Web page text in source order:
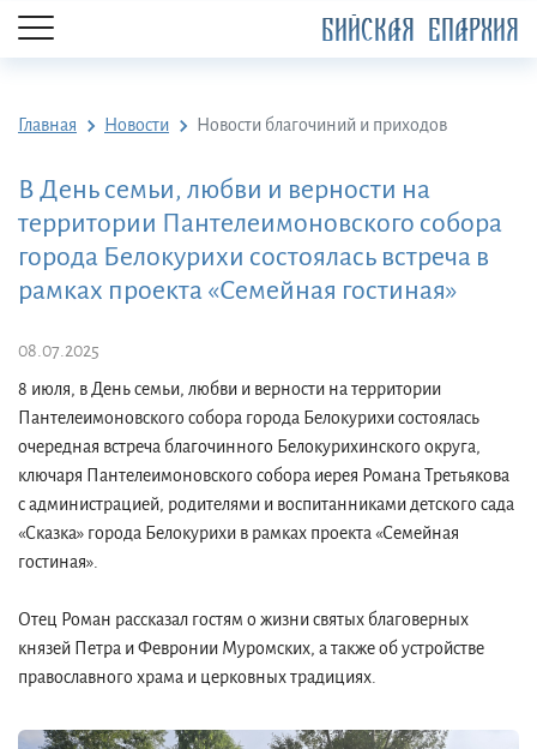
БИЙСКАЯ ЕПАРХИЯ
Главная Новости Новости благочиний и приходов
В День семьи, любви и верности на
территории Пантелеимоновского собора
города Белокурихи состоялась встреча в
рамках проекта «Семейная гостиная»
08.07.2025
8 июля, в День семьи, любви и верности на территории
Пантелеимоновского собора города Белокурихи состоялась
очередная встреча благочинного Белокурихинского округа,
ключаря Пантелеимоновского собора иерея Романа Третьякова
с администрацией, родителями и воспитанниками детского сада
«Сказка» города Белокурихи в рамках проекта «Семейная
гостиная».
Отец Роман рассказал гостям о жизни святых благоверных
князей Петра и Февронии Муромских, а также об устройстве
православного храма и церковных традициях.